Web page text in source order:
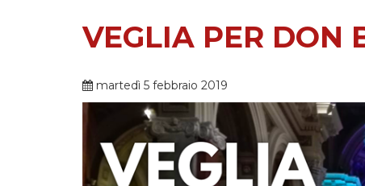
VEGLIA PER DON
martedì 5 febbraio 2019